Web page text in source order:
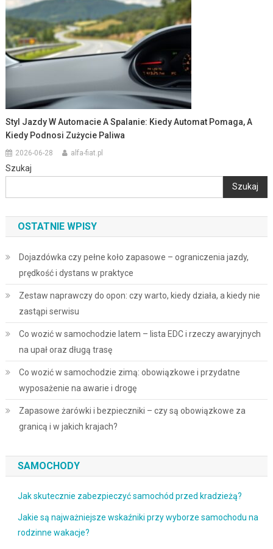
Styl Jazdy W Automacie A Spalanie: Kiedy Automat Pomaga, A
Kiedy Podnosi Zużycie Paliwa
2026-06-28 alfa-fiat.pl
Szukaj
Szukaj
OSTATNIE WPISY
Dojazdówka czy pełne koło zapasowe – ograniczenia jazdy,
prędkość i dystans w praktyce
Zestaw naprawczy do opon: czy warto, kiedy działa, a kiedy nie
zastąpi serwisu
Co wozić w samochodzie latem – lista EDC i rzeczy awaryjnych
na upał oraz długą trasę
Co wozić w samochodzie zimą: obowiązkowe i przydatne
wyposażenie na awarie i drogę
Zapasowe żarówki i bezpieczniki – czy są obowiązkowe za
granicą i w jakich krajach?
SAMOCHODY
Jak skutecznie zabezpieczyć samochód przed kradzieżą?
Jakie są najważniejsze wskaźniki przy wyborze samochodu na
rodzinne wakacje?